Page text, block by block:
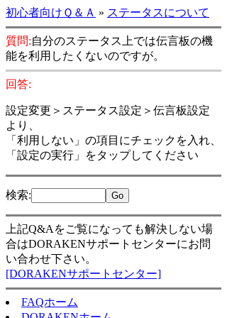
初心者向けＱ＆Ａ » ステータスについて
質問:自分のステータス上では伝言板の機
能を利用したくないのですが。
回答:
設定変更＞ステータス設定＞伝言板設定
より、
「利用しない」の項目にチェックを入れ、
「設定の実行」をタップしてください
検索:
上記Q&Aをご覧になっても解決しない場
合はDORAKENサポートセンターにお問
い合わせ下さい。
[DORAKENサポートセンター]
FAQホーム